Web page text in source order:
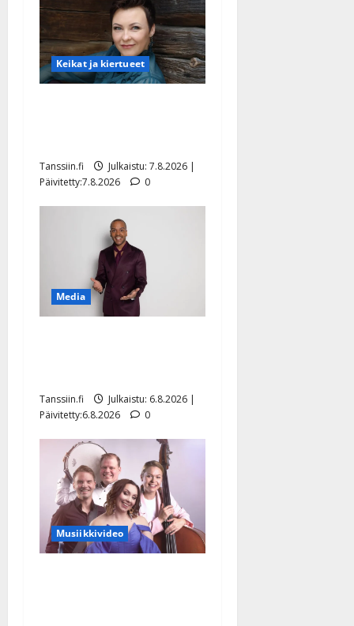
Keikat ja kiertueet
Tanssiin.fi
Julkaistu: 7.8.2026 |
Päivitetty:7.8.2026
0
Media
Tanssiin.fi
Julkaistu: 6.8.2026 |
Päivitetty:6.8.2026
0
Musiikkivideo